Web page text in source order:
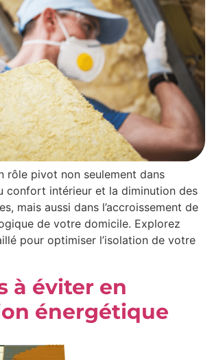
rôle pivot non seulement dans
confort intérieur et la diminution des
mais aussi dans l’accroissement de
de votre domicile. Explorez
pour optimiser l’isolation de votre
à éviter en
énergétique